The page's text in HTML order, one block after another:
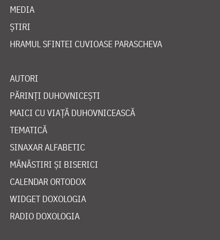
MEDIA
ȘTIRI
HRAMUL SFINTEI CUVIOASE PARASCHEVA
AUTORI
PĂRINȚI DUHOVNICEȘTI
MAICI CU VIAȚĂ DUHOVNICEASCĂ
TEMATICĂ
SINAXAR ALFABETIC
MĂNĂSTIRI ȘI BISERICI
CALENDAR ORTODOX
WIDGET DOXOLOGIA
RADIO DOXOLOGIA